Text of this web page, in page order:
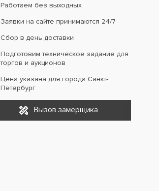
Работаем без выходных
Заявки на сайте принимаются 24/7
Сбор в день доставки
Подготовим техническое задание для
торгов и аукционов
Цена указана для города Санкт-
Петербург
Вызов замерщика